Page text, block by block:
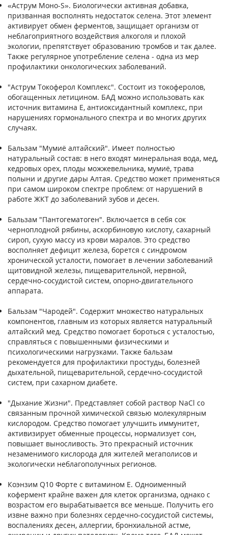
«Аструм Моно-S». Биологически активная добавка,
призванная восполнять недостаток селена. Этот элемент
активирует обмен ферментов, защищает организм от
неблагоприятного воздействия алкоголя и плохой
экологии, препятствует образованию тромбов и так далее.
Также регулярное употребление селена - одна из мер
профилактики онкологических заболеваний.
"Аструм Токоферол Комплекс". Состоит из токоферолов,
обогащенных летицином. БАД можно использовать как
источник витамина Е, антиоксидантный комплекс, при
нарушениях гормонального спектра и во многих других
случаях.
Бальзам "Мумиё алтайский". Имеет полностью
натуральный состав: в него входят минеральная вода, мед,
кедровых орех, плоды можжевельника, мумиё, трава
полыни и другие дары Алтая. Средство может применяться
при самом широком спектре проблем: от нарушений в
работе ЖКТ до заболеваний зубов и десен.
Бальзам "Пантогематоген". Включается в себя сок
черноплодной рябины, аскорбиновую кислоту, сахарный
сироп, сухую массу из крови маралов. Это средство
восполняет дефицит железа, борется с синдромом
хронической усталости, помогает в лечении заболеваний
щитовидной железы, пищеварительной, нервной,
сердечно-сосудистой систем, опорно-двигательного
аппарата.
Бальзам "Чародей". Содержит множество натуральных
компонентов, главным из которых является натуральный
алтайский мед. Средство помогает бороться с усталостью,
справляться с повышенными физическими и
психологическими нагрузками. Также бальзам
рекомендуется для профилактики простуды, болезней
дыхательной, пищеварительной, сердечно-сосудистой
систем, при сахарном диабете.
"Дыхание Жизни". Представляет собой раствор NaCl со
связанным прочной химической связью молекулярным
кислородом. Средство помогает улучшить иммунитет,
активизирует обменные процессы, нормализует сон,
повышает выносливость. Это прекрасный источник
незаменимого кислорода для жителей мегаполисов и
экологически неблагополучных регионов.
Коэнзим Q10 Форте с витамином E. Одноименный
кофермент крайне важен для клеток организма, однако с
возрастом его вырабатывается все меньше. Получить его
извне важно при болезнях сердечно-сосудистой системы,
воспалениях десен, аллергии, бронхиальной астме,